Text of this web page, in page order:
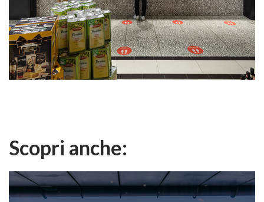
Scopri anche: